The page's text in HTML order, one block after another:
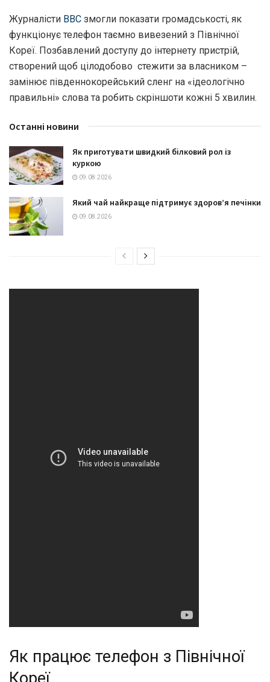
Журналісти BBC змогли показати громадськості, як
функціонує телефон таємно вивезений з Північної
Кореї. Позбавлений доступу до інтернету пристрій,
створений щоб цілодобово стежити за власником –
замінює південнокорейський сленг на «ідеологічно
правильні» слова та робить скріншоти кожні 5 хвилин.
Останні новини
Як приготувати швидкий білковий рол із
куркою
09.08.2026
Який чай найкраще підтримує здоров’я печінки
09.08.2026
Як працює телефон з Північної